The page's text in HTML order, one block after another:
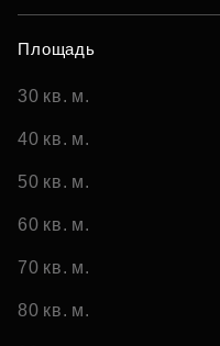
Площадь
30 кв. м.
40 кв. м.
50 кв. м.
60 кв. м.
70 кв. м.
80 кв. м.